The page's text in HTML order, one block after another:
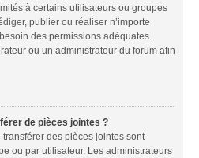
à certains utilisateurs ou groupes
publier ou réaliser n’importe
des permissions adéquates.
ou un administrateur du forum afin
de pièces jointes ?
des pièces jointes sont
ou par utilisateur. Les administrateurs